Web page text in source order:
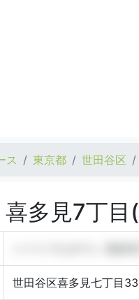
ス 東京都 世田谷区
多見7丁
ハートフルタウン 喜多
世田谷区喜多見七丁目